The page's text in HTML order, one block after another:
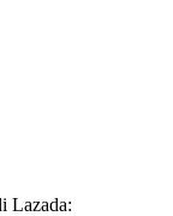
Lazada: